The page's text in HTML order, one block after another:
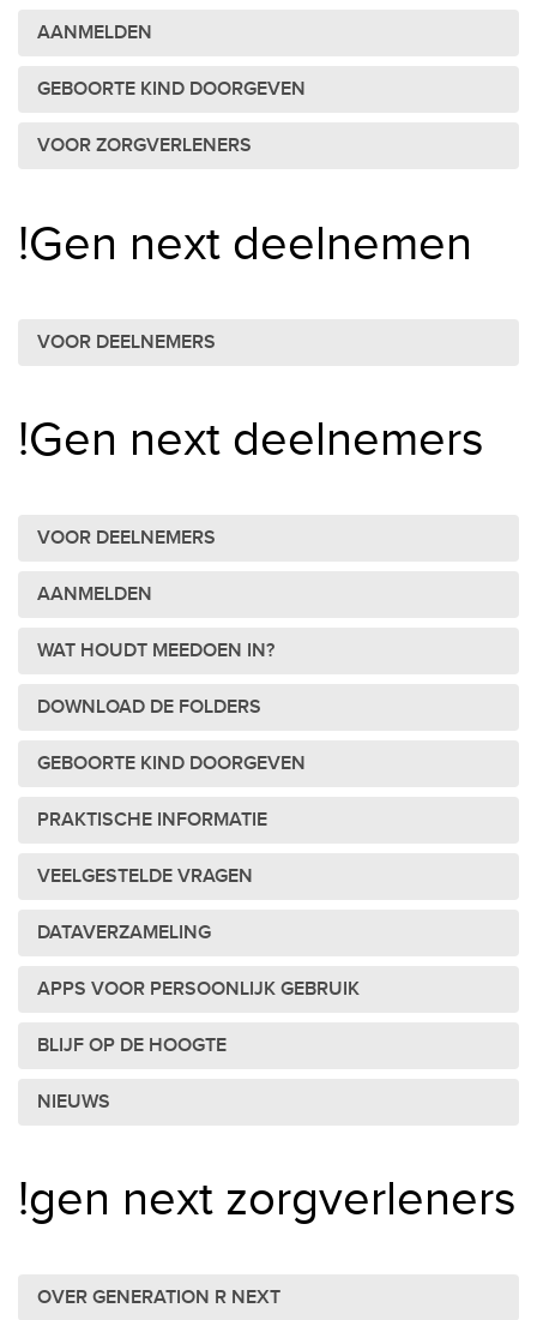
AANMELDEN
GEBOORTE KIND DOORGEVEN
VOOR ZORGVERLENERS
!Gen next deelnemen
VOOR DEELNEMERS
!Gen next deelnemers
VOOR DEELNEMERS
AANMELDEN
WAT HOUDT MEEDOEN IN?
DOWNLOAD DE FOLDERS
GEBOORTE KIND DOORGEVEN
PRAKTISCHE INFORMATIE
VEELGESTELDE VRAGEN
DATAVERZAMELING
APPS VOOR PERSOONLIJK GEBRUIK
BLIJF OP DE HOOGTE
NIEUWS
!gen next zorgverleners
OVER GENERATION R NEXT